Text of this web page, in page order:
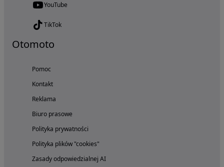
YouTube
TikTok
Otomoto
Pomoc
Kontakt
Reklama
Biuro prasowe
Polityka prywatności
Polityka plików "cookies"
Zasady odpowiedzialnej AI